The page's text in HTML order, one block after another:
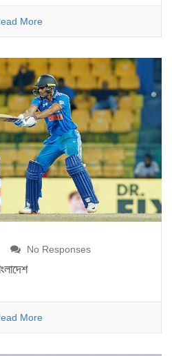
More
No Responses
More